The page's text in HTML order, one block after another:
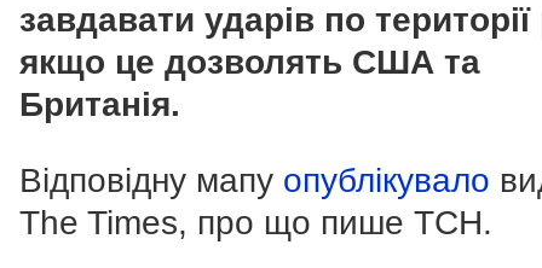
завдавати ударів по території
якщо це дозволять США та
Британія.
Відповідну мапу опублікувало
The Times, про що пише ТСН.